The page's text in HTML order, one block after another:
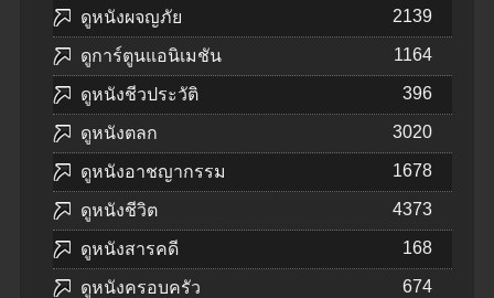
ดูหนังผจญภัย 2139
ดูการ์ตูนแอนิเมชัน 1164
ดูหนังชีวประวัติ 396
ดูหนังตลก 3020
ดูหนังอาชญากรรม 1678
ดูหนังชีวิต 4373
ดูหนังสารคดี 168
ดูหนังครอบครัว 674